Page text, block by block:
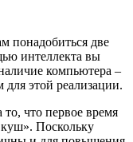
понадобиться две
интеллекта вы
компьютера –
этой реализации.
то, что первое время
Поскольку